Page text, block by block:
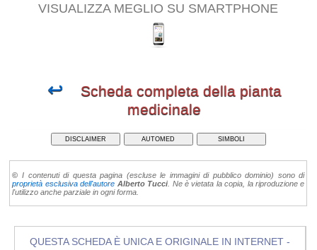
VISUALIZZA MEGLIO SU SMARTPHONE
↩ Scheda completa della pianta
medicinale
DISCLAIMER AUTOMED SIMBOLI
© I contenuti di questa pagina (escluse le immagini di pubblico dominio) sono di
proprietà esclusiva dell'autore Alberto Tucci . Ne è vietata la copia, la riproduzione e
l'utilizzo anche parziale in ogni forma.
QUESTA SCHEDA È UNICA E ORIGINALE IN INTERNET -